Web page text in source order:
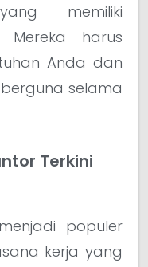
memiliki
Mereka harus
Anda dan
selama
Terkini
populer
kerja yang